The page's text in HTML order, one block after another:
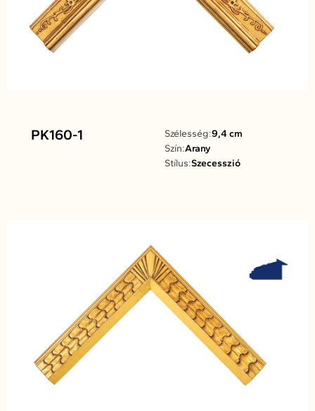
PK160-1 Szélesség:9,4 cm
Szín:Arany
Stílus:Szecesszió